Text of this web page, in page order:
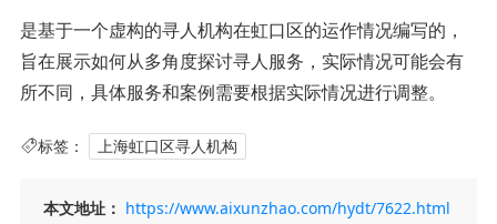
是基于一个虚构的寻人机构在虹口区的运作情况编写的，
旨在展示如何从多角度探讨寻人服务，实际情况可能会有
所不同，具体服务和案例需要根据实际情况进行调整。
标签： 上海虹口区寻人机构
本文地址： https://www.aixunzhao.com/hydt/7622.html